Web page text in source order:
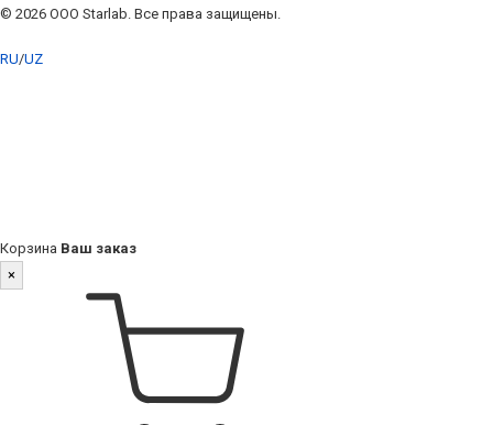
© 2026 ООО Starlab. Все права защищены.
RU/UZ
Корзина Ваш заказ
×